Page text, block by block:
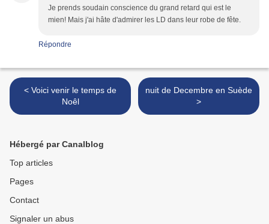
Je prends soudain conscience du grand retard qui est le
mien! Mais j'ai hâte d'admirer les LD dans leur robe de fête.
Répondre
< Voici venir le temps de
Noêl
nuit de Decembre en Suède
>
Hébergé par Canalblog
Top articles
Pages
Contact
Signaler un abus